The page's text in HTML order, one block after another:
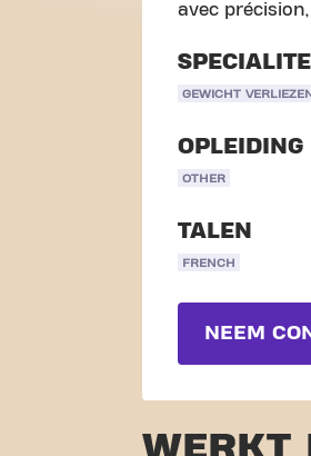
avec
GEWICHT
OPLEIDING
OTHER
TALEN
FRENCH
NEEM
WERKT